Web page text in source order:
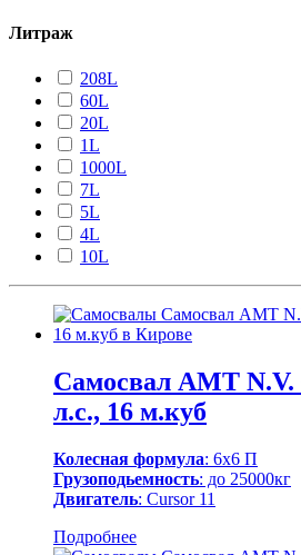
Литраж
208L
60L
20L
1L
1000L
7L
5L
4L
10L
Самосвал AMT N.V.
л.с., 16 м.куб
Колесная формула: 6х6 П
Грузоподьемность: до 25000кг
Двигатель: Cursor 11
Подробнее